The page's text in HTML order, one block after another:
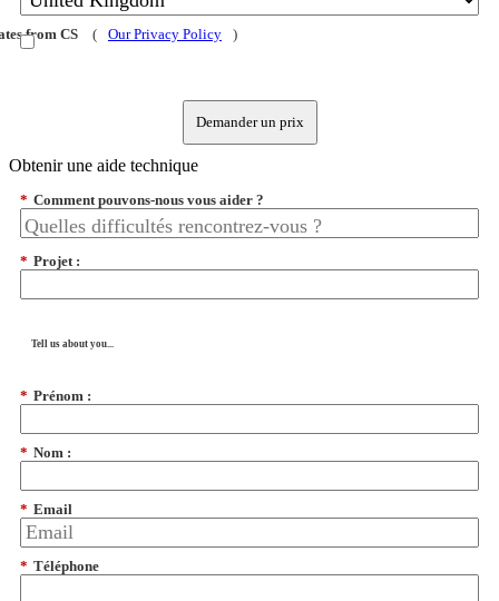
from CS ( Our Privacy Policy )
Demander un prix
Obtenir une aide technique
* Comment pouvons-nous vous aider ?
* Projet :
Tell us about you...
* Prénom :
* Nom :
* Email
* Téléphone